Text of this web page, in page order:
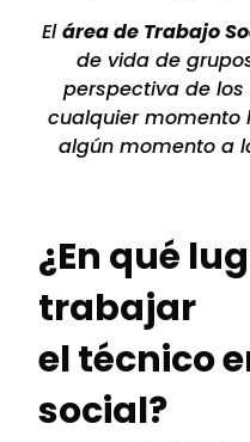
Elárea de Trabajo
de vida de
perspectiva de los
cualquier momento
algún momento a
¿En qué
trabajar
el técnico
social?